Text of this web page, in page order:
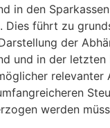
in den
Dies führt zu
der
und in der letzten
relevanter
werden